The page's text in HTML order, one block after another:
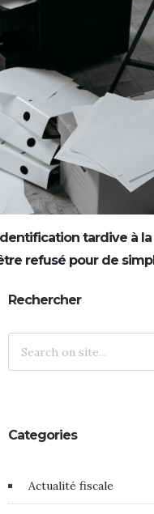
tardive à
refusé pour de
Rechercher
Categories
Actualité fiscale